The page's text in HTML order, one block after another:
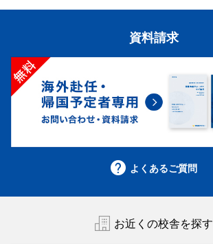
資料請求
よくあるご質問
お近くの校舎を探す